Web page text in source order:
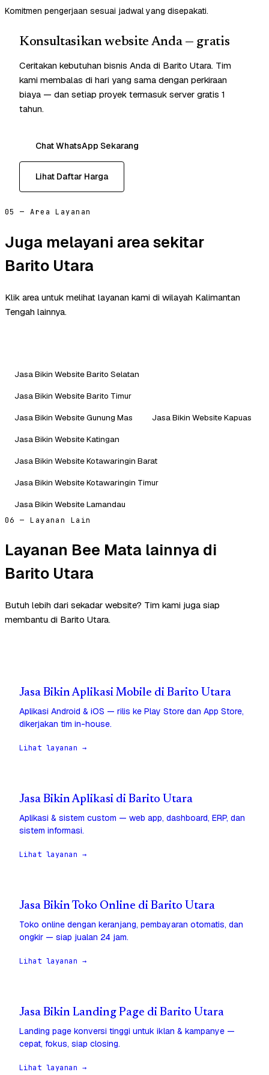
Komitmen pengerjaan sesuai jadwal yang disepakati.
Konsultasikan website Anda — gratis
Ceritakan kebutuhan bisnis Anda di Barito Utara. Tim
kami membalas di hari yang sama dengan perkiraan
biaya — dan setiap proyek termasuk server gratis 1
tahun.
Chat WhatsApp Sekarang
Lihat Daftar Harga
05 — Area Layanan
Juga melayani area sekitar
Barito Utara
Klik area untuk melihat layanan kami di wilayah Kalimantan
Tengah lainnya.
Jasa Bikin Website Barito Selatan
Jasa Bikin Website Barito Timur
Jasa Bikin Website Gunung Mas
Jasa Bikin Website Kapuas
Jasa Bikin Website Katingan
Jasa Bikin Website Kotawaringin Barat
Jasa Bikin Website Kotawaringin Timur
Jasa Bikin Website Lamandau
06 — Layanan Lain
Layanan Bee Mata lainnya di
Barito Utara
Butuh lebih dari sekadar website? Tim kami juga siap
membantu di Barito Utara.
Jasa Bikin Aplikasi Mobile di Barito Utara
Aplikasi Android & iOS — rilis ke Play Store dan App Store,
dikerjakan tim in-house.
Lihat layanan →
Jasa Bikin Aplikasi di Barito Utara
Aplikasi & sistem custom — web app, dashboard, ERP, dan
sistem informasi.
Lihat layanan →
Jasa Bikin Toko Online di Barito Utara
Toko online dengan keranjang, pembayaran otomatis, dan
ongkir — siap jualan 24 jam.
Lihat layanan →
Jasa Bikin Landing Page di Barito Utara
Landing page konversi tinggi untuk iklan & kampanye —
cepat, fokus, siap closing.
Lihat layanan →